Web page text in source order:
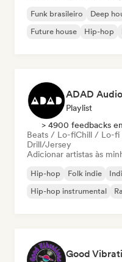
Funk brasileiro Deep
Future house
Hip-hop
ADAD Audio
Playlist
> 4900 feedbacks
Beats / Lo-fiChill / Lo-fi
Drill/Jersey
Adicionar artistas às
Hip-hop Folk indie
Hip-hop instrumental
Good